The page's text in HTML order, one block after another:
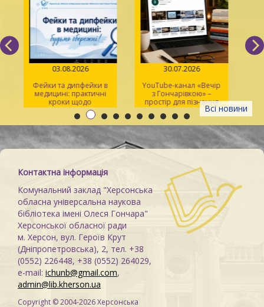
Всі новини
03.08.2026
Фейки та дипфейки в
медицині: практичні
кроки щодо
розпізнавання
30.07.2026
YouTube-канал «Вечір
з Гончарівкою» –
простір для пізнання
та натхнення
Контактна інформація
Комунальний заклад "Херсонська
обласна універсальна наукова
бібліотека імені Олеся Гончара"
Херсонської обласної ради
м. Херсон, вул. Героїв Крут
(Дніпропетровська), 2, тел. +38
(0552) 226448, +38 (0552) 264029,
e-mail: ichunb@gmail.com,
admin@lib.kherson.ua
Copyright © 2004-2026 Херсонська